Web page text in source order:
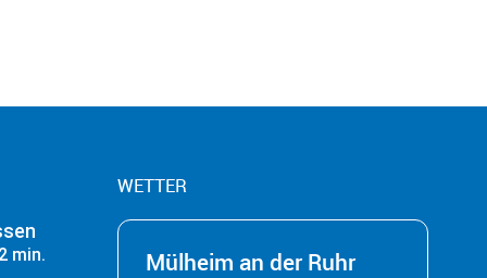
min.
WETTER
Mülheim an der Ruhr